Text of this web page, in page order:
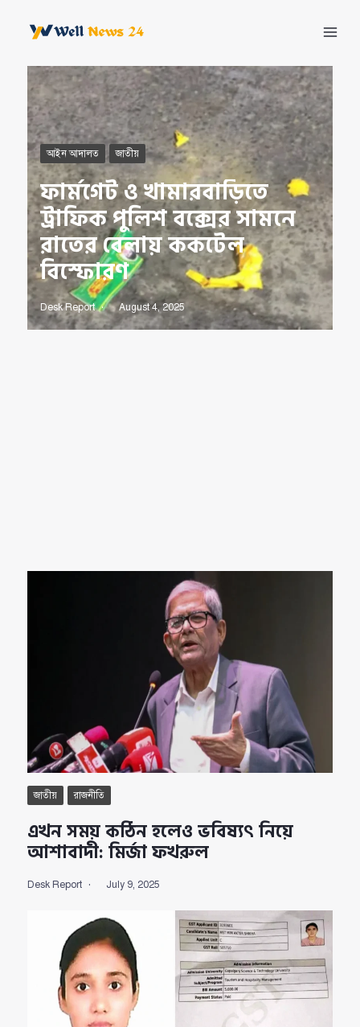
আইন আদালত জাতীয়
ফার্মগেট ও খামারবাড়িতে
ট্রাফিক পুলিশ বক্সের সামনে
রাতের বেলায় ককটেল
বিস্ফোরণ
Desk Report August 4, 2025
জাতীয় রাজনীতি
এখন সময় কঠিন হলেও ভবিষ্যৎ নিয়ে
আশাবাদী: মির্জা ফখরুল
Desk Report July 9, 2025